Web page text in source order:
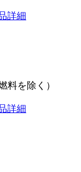
詳細
料を除く）
詳細